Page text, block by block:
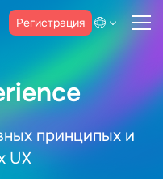
Регистрация
принципых и
UX